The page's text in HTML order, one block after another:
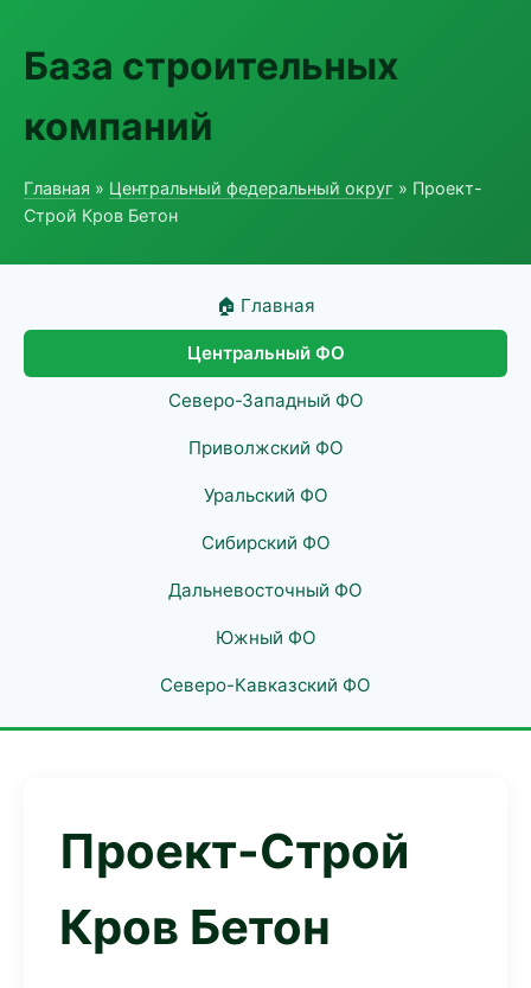
База строительных
компаний
Главная » Центральный федеральный округ » Проект-
Строй Кров Бетон
🏠 Главная
Центральный ФО
Северо-Западный ФО
Приволжский ФО
Уральский ФО
Сибирский ФО
Дальневосточный ФО
Южный ФО
Северо-Кавказский ФО
Проект-Строй
Кров Бетон